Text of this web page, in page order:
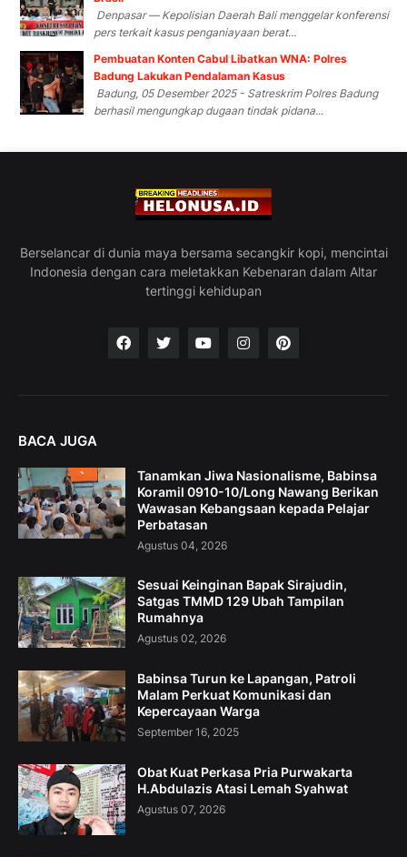
Denpasar — Kepolisian Daerah Bali menggelar konferensi
pers terkait kasus penganiayaan berat...
Pembuatan Konten Cabul Libatkan WNA: Polres
Badung Lakukan Pendalaman Kasus
Badung, 05 Desember 2025 - Satreskrim Polres Badung
berhasil mengungkap dugaan tindak pidana...
Berselancar di dunia maya bersama secangkir kopi, mencintai
Indonesia dengan cara meletakkan Kebenaran dalam Altar
tertinggi kehidupan
BACA JUGA
Tanamkan Jiwa Nasionalisme, Babinsa
Koramil 0910-10/Long Nawang Berikan
Wawasan Kebangsaan kepada Pelajar
Perbatasan
Agustus 04, 2026
Sesuai Keinginan Bapak Sirajudin,
Satgas TMMD 129 Ubah Tampilan
Rumahnya
Agustus 02, 2026
Babinsa Turun ke Lapangan, Patroli
Malam Perkuat Komunikasi dan
Kepercayaan Warga
September 16, 2025
Obat Kuat Perkasa Pria Purwakarta
H.Abdulazis Atasi Lemah Syahwat
Agustus 07, 2026